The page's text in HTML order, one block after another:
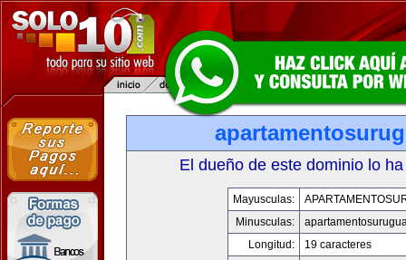
El dueño de este dominio lo
Mayusculas:
Minusculas:
Longitud:
19 caracteres